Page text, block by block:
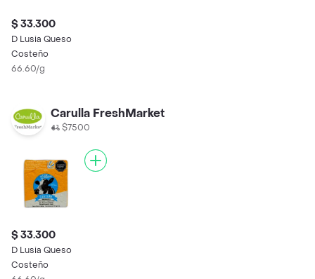
$ 33.300
D Lusia Queso
Costeño
66.60/g
Carulla FreshMarket
$7500
$ 33.300
D Lusia Queso
Costeño